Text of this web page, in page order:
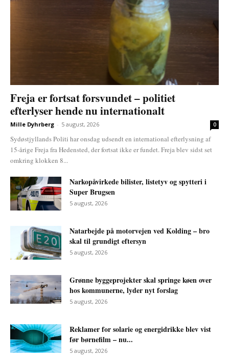
Freja er fortsat forsvundet – politiet
efterlyser hende nu internationalt
Mille Dyhrberg - 5 august, 2026 0
Sydøstjyllands Politi har onsdag udsendt en international efterlysning af
15-årige Freja fra Hedensted, der fortsat ikke er fundet. Freja blev sidst set
omkring klokken 8...
Narkopåvirkede bilister, listetyv og spytteri i
Super Brugsen
5 august, 2026
Natarbejde på motorvejen ved Kolding – bro
skal til grundigt eftersyn
5 august, 2026
Grønne byggeprojekter skal springe køen over
hos kommunerne, lyder nyt forslag
5 august, 2026
Reklamer for solarie og energidrikke blev vist
før børnefilm – nu...
5 august, 2026